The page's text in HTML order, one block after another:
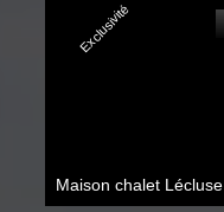
Exclusivité
Maison chalet Lécluse